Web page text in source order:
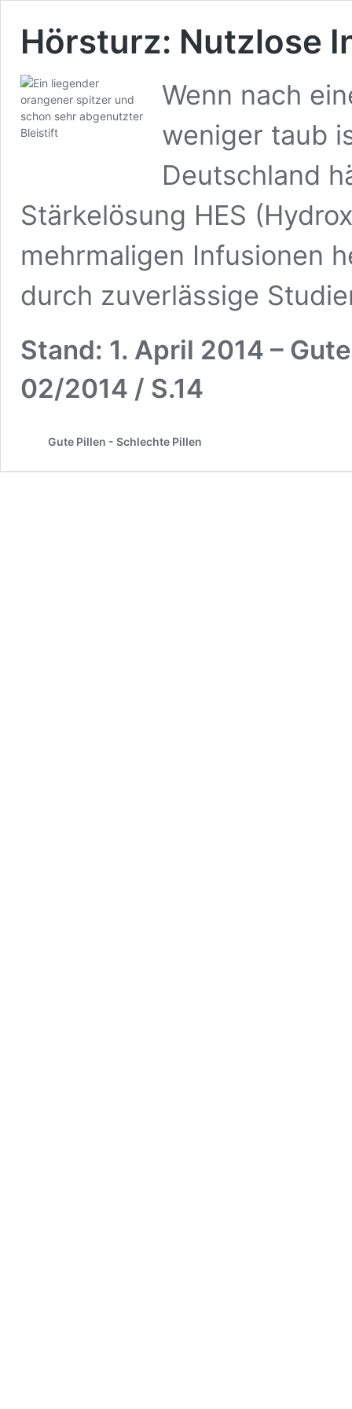
Hörsturz: Nutzlose
Wenn nach
weniger taub
Deutschland
Stärkelösung HES
mehrmaligen Infusionen
durch zuverlässige
Stand: 1. April 2014 –
02/2014 / S.14
Gute Pillen - Schlechte Pillen